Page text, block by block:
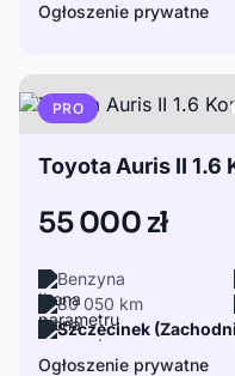
Ogłoszenie prywatne
PRO
Toyota Auris II 1.6
55 000 zł
Benzyna
80 050 km
Szczecinek
Ogłoszenie prywatne